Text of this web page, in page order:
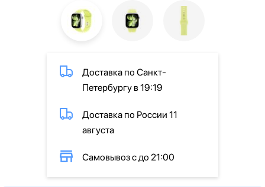
Доставка по Санкт-
Петербургу в 19:19
Доставка по России 11
августа
Самовывоз с до 21:00